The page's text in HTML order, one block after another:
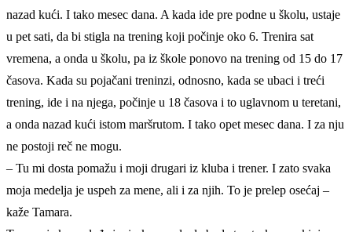
nazad kući. I tako mesec dana. A kada ide pre podne u školu, ustaje
u pet sati, da bi stigla na trening koji počinje oko 6. Trenira sat
vremena, a onda u školu, pa iz škole ponovo na trening od 15 do 17
časova. Kada su pojačani treninzi, odnosno, kada se ubaci i treći
trening, ide i na njega, počinje u 18 časova i to uglavnom u teretani,
a onda nazad kući istom maršrutom. I tako opet mesec dana. I za nju
ne postoji reč ne mogu.
– Tu mi dosta pomažu i moji drugari iz kluba i trener. I zato svaka
moja medelja je uspeh za mene, ali i za njih. To je prelep osećaj –
kaže Tamara.